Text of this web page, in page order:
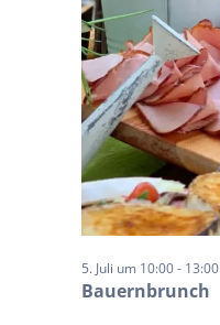
Bauernbrunch
5. Juli um 10:00- 13:00